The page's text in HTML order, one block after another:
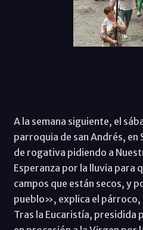
A la semana siguiente, el
parroquia de san Andrés,
de rogativa pidiendo a
Esperanza por la lluvia para
campos que están secos, y
pueblo», explica el
Tras la Eucaristía, presidida